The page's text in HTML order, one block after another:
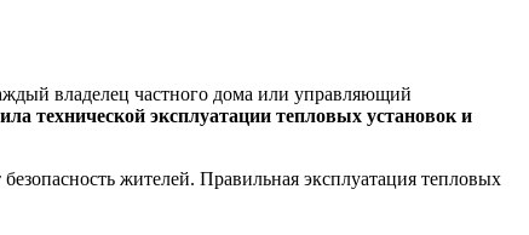
владелец частного дома или управляющий
технической эксплуатации тепловых установок и
жителей. Правильная эксплуатация тепловых